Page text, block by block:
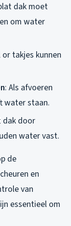
dak moet
om water
takjes kunnen
: Als afvoeren
water staan.
dak door
water vast.
de
en
van
essentieel om